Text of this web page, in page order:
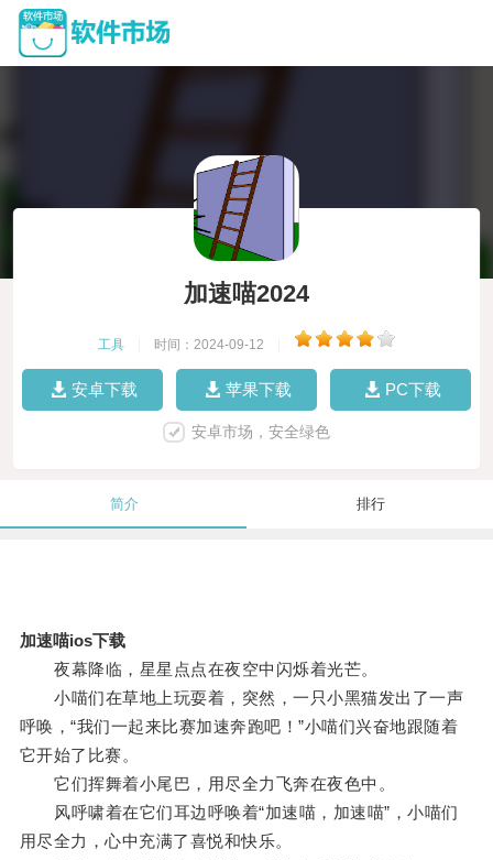
加速喵2024
工具 时间：2024-09-12
安卓下载 苹果下载 PC下载
安卓市场，安全绿色
简介 排行
加速喵ios下载
夜幕降临，星星点点在夜空中闪烁着光芒。
小喵们在草地上玩耍着，突然，一只小黑猫发出了一声
呼唤，“我们一起来比赛加速奔跑吧！”小喵们兴奋地跟随着
它开始了比赛。
它们挥舞着小尾巴，用尽全力飞奔在夜色中。
风呼啸着在它们耳边呼唤着“加速喵，加速喵”，小喵们
用尽全力，心中充满了喜悦和快乐。